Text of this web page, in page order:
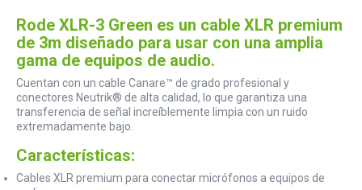
Rode XLR-3 Green es un cable XLR premium
de 3m diseñado para usar con una amplia
gama de equipos de audio.
Cuentan con un cable Canare™ de grado profesional y
conectores Neutrik® de alta calidad, lo que garantiza una
transferencia de señal increíblemente limpia con un ruido
extremadamente bajo.
Características:
Cables XLR premium para conectar micrófonos a equipos de